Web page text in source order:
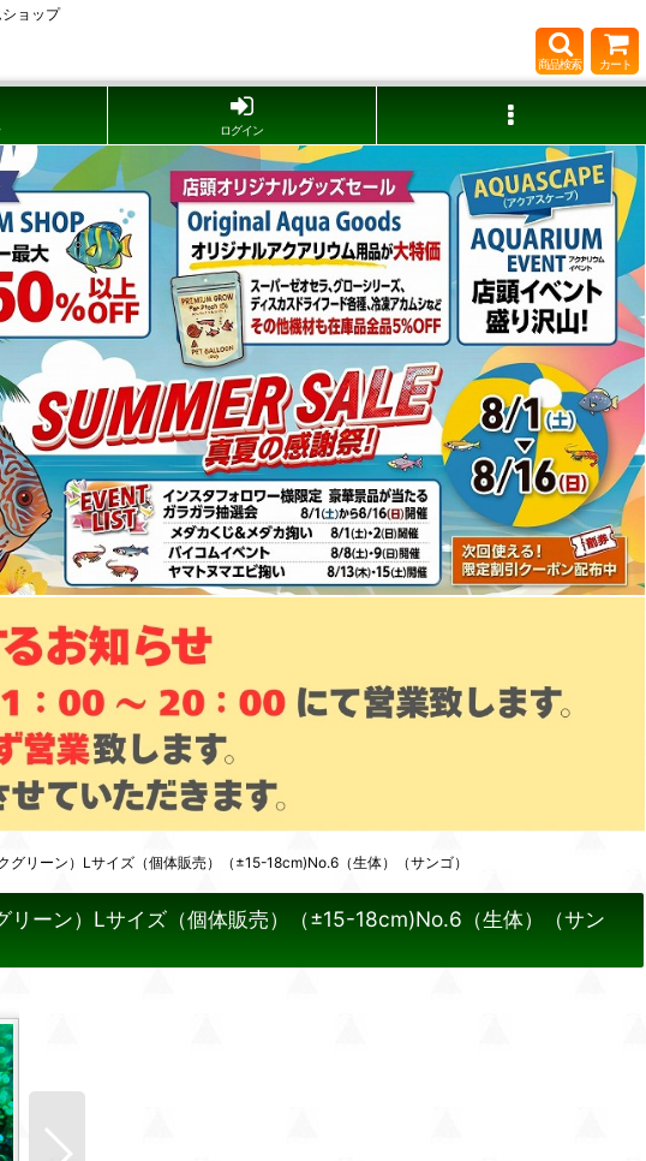
ョップ
商品検索 カート
ログイン
リーン）Lサイズ（個体販売）（±15-18cm)No.6（生体）（サンゴ）
リーン）Lサイズ（個体販売）（±15-18cm)No.6（生体）（サン